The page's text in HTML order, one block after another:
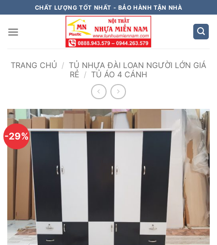
qua
nội
CHẤT LƯỢNG TỐT NHẤT - BẢO HÀNH TẬN NHÀ
TRANG CHỦ / TỦ NHỰA ĐÀI LOAN NGƯỜI LỚN GIÁ
RẺ / TỦ ÁO 4 CÁNH
-29%